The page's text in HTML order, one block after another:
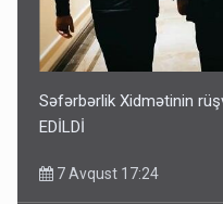
Səfərbərlik Xidmətinin
EDİLDİ
7 Avqust 17:24